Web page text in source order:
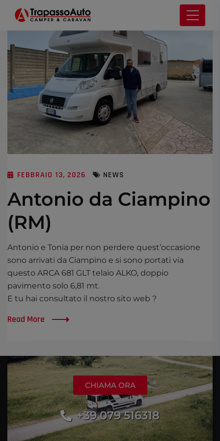
FEBBRAIO 13, 2026 NEWS
Antonio da Ciampino
(RM)
Antonio e Tonia per non perdere quest’occasione
sono arrivati da Ciampino e si sono portati via
questo ARCA 681 GLT telaio ALKO, doppio
pavimento solo 6,81 mt.
E tu hai consultato il nostro sito web ?
Read More
CHIAMA ORA
+39 079 516318